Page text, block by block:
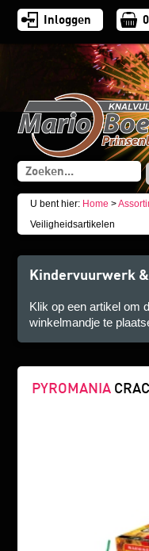
Inloggen 0
U bent hier: Home >
Veiligheidsartikelen
Kindervuurwerk
Klik op een artikel om
winkelmandje te
PYROMANIA